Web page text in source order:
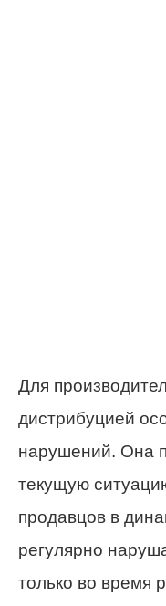
Для
дистрибуцией
нарушений. Она
текущую
продавцов в
регулярно
только во время